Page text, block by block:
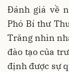
Đánh giá về
Phó Bí thư
Trăng nhìn
đào tạo của
định được sự